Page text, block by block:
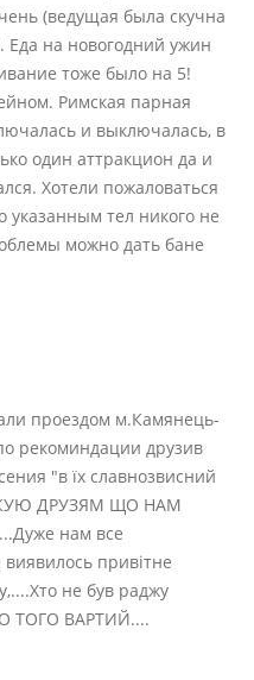
(ведущая была скучна
Еда на новогодний ужин
тоже было на 5!
Римская парная
и выключалась, в
один аттракцион да и
Хотели пожаловаться
указанным тел никого не
можно дать бане
проездом м.Камянець-
рекоминдации друзив
"в їх славнозвисний
ДРУЗЯМ ЩО НАМ
нам все
привітне
не був раджу
ТОГО ВАРТИЙ....